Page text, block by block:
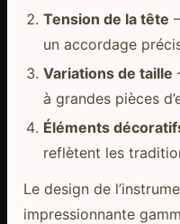
Tension de la tête
un accordage
Variations de taille
à grandes pièces
Éléments
reflètent les
Le design de
impressionnante